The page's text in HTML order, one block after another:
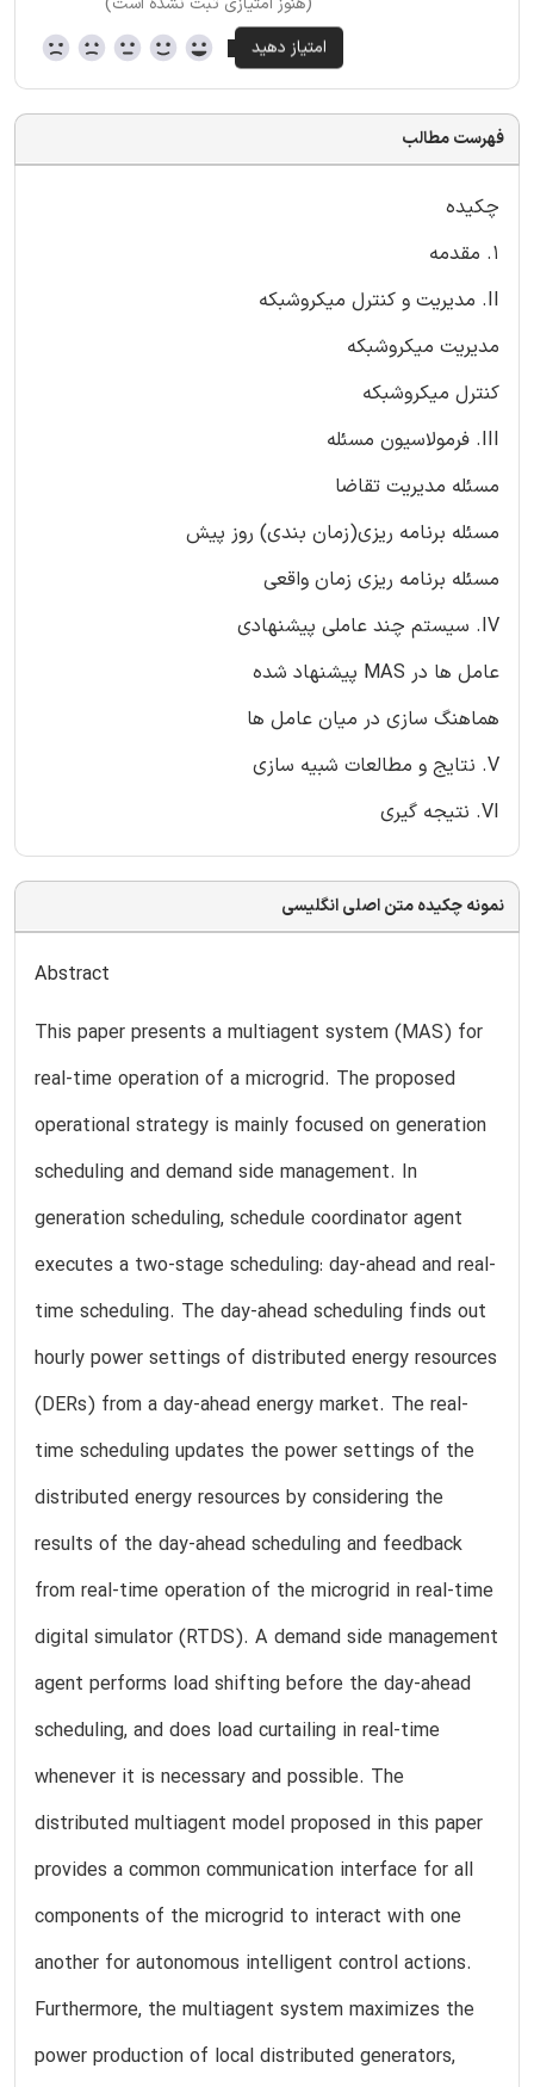
فهرست مطالب
چکیده
1. مقدمه
II. مدیریت و کنترل میکروشبکه
مدیریت میکروشبکه
کنترل میکروشبکه
III. فرمولاسیون مسئله
مسئله مدیریت تقاضا
مسئله برنامه ریزی(زمان بندی) روز پیش
مسئله برنامه ریزی زمان واقعی
IV. سیستم چند عاملی پیشنهادی
عامل ها در MAS پیشنهاد شده
هماهنگ سازی در میان عامل ها
V. نتایج و مطالعات شبیه سازی
VI. نتیجه گیری
نمونه چکیده متن اصلی انگلیسی
Abstract
This paper presents a multiagent system (MAS) for
real-time operation of a microgrid. The proposed
operational strategy is mainly focused on generation
scheduling and demand side management. In
generation scheduling, schedule coordinator agent
executes a two-stage scheduling: day-ahead and real-
time scheduling. The day-ahead scheduling finds out
hourly power settings of distributed energy resources
(DERs) from a day-ahead energy market. The real-
time scheduling updates the power settings of the
distributed energy resources by considering the
results of the day-ahead scheduling and feedback
from real-time operation of the microgrid in real-time
digital simulator (RTDS). A demand side management
agent performs load shifting before the day-ahead
scheduling, and does load curtailing in real-time
whenever it is necessary and possible. The
distributed multiagent model proposed in this paper
provides a common communication interface for all
components of the microgrid to interact with one
another for autonomous intelligent control actions.
Furthermore, the multiagent system maximizes the
power production of local distributed generators,